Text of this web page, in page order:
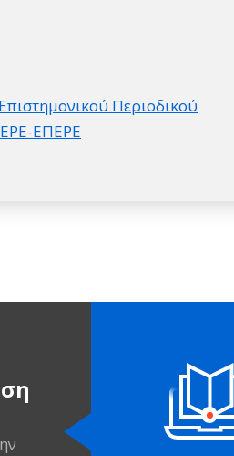
Περιοδικού
ΕΡΕ-ΕΠΕΡΕ